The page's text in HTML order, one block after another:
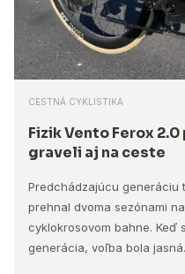
CESTNÁ CYKLISTIKA
Fizik Vento Ferox
graveli aj na ceste
Predchádzajúcu generáciu
prehnal dvoma sezónami
cyklokrosovom bahne. Keď
generácia, voľba bola